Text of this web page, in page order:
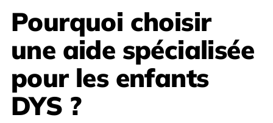
Pourquoi choisir
une aide spécialisée
pour les enfants
DYS ?